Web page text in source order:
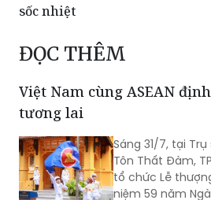
ĐỌC THÊM
Việt Nam cùng ASEAN
Sáng 31/7, tại Trụ
tổ chức Lễ
niệm 59 năm
các quốc gia
31 năm Việt Nam